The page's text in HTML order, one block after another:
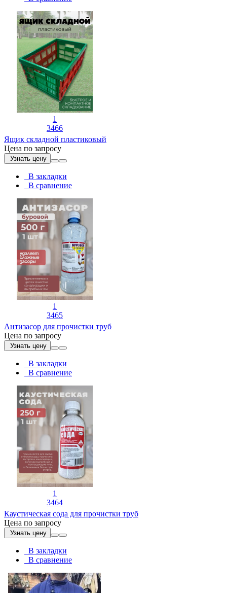
1
3466
Ящик складной пластиковый
Цена по запросу
Узнать цену
В закладки
В сравнение
1
3465
Антизасор для прочистки труб
Цена по запросу
Узнать цену
В закладки
В сравнение
1
3464
Каустическая сода для прочистки труб
Цена по запросу
Узнать цену
В закладки
В сравнение